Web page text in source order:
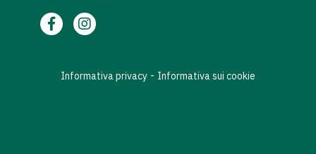
Informativa privacy - Informativa sui cookie